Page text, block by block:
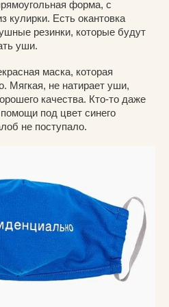
форма, с
кулирки. Есть окантовка
резинки, которые будут
уши.
маска, которая
Мягкая, не натирает уши,
качества. Кто-то даже
под цвет синего
не поступало.